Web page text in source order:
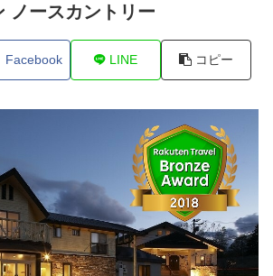
ノースカントリー
Facebook LINE コピー